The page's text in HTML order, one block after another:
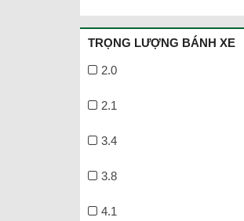
TRỌNG LƯỢNG BÁNH XE
2.0
2.1
3.4
3.8
4.1